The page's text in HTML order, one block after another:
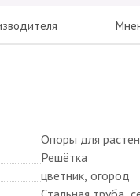
Опоры для
Решётка
цветник, огород